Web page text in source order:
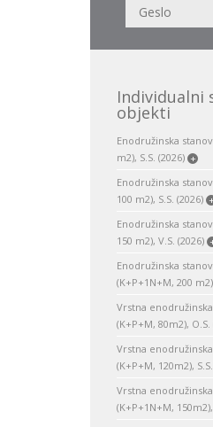
Individualni
objekti
Enodružinska
m2), S.S. (2026) +
Enodružinska
100 m2), S.S. (2026)
Enodružinska
150 m2), V.S. (2026)
Enodružinska
(K+P+1N+M, 200
Vrstna
(K+P+M, 80m2), O.S.
Vrstna
(K+P+M, 120m2),
Vrstna
(K+P+1N+M, 150m2),